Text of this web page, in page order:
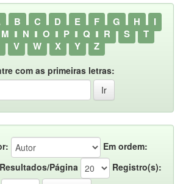
B C D E F G H
I
M N O P Q R S
T
V W X Y Z
com as primeiras letras:
Em ordem:
Resultados/Página
Registro(s):